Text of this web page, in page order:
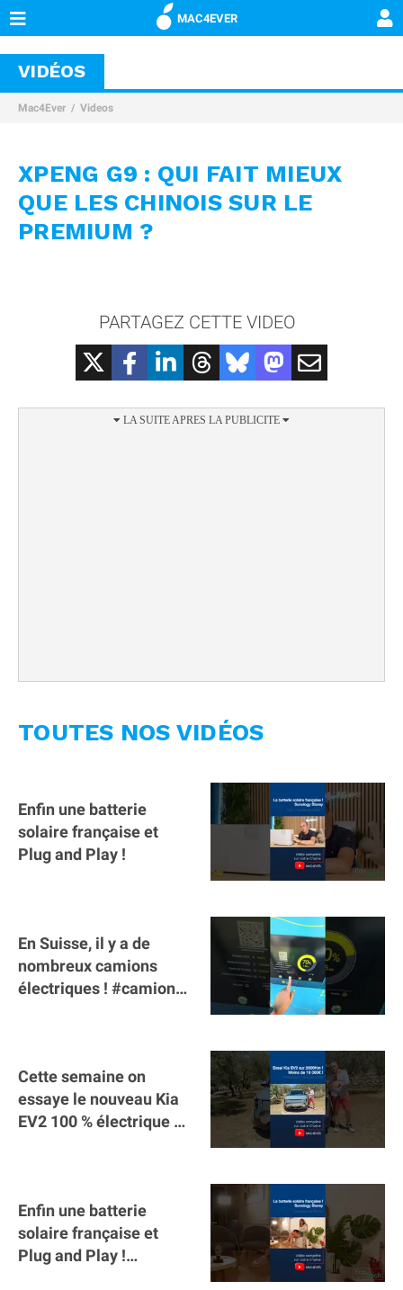
MAC4EVER
VIDÉOS
Mac4Ever Videos
XPENG G9 : QUI FAIT MIEUX
QUE LES CHINOIS SUR LE
PREMIUM ?
PARTAGEZ CETTE VIDEO
TOUTES NOS VIDÉOS
Enfin une batterie
solaire française et
Plug and Play !
En Suisse, il y a de
nombreux camions
électriques ! #camion
Cette semaine on
essaye le nouveau Kia
EV2 100 % électrique ⚡️!
Enfin une batterie
solaire française et
Plug and Play !